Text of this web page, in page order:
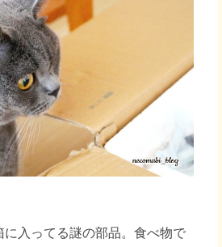
に入ってる謎の部品。食べ物で